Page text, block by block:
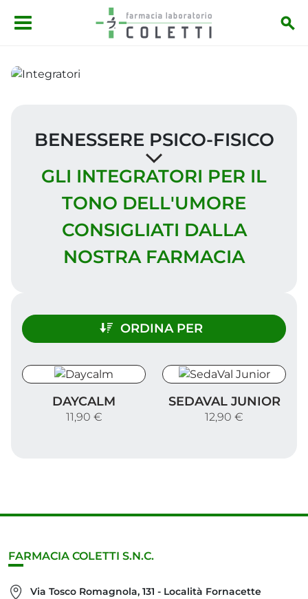
Salta al contenuto principale
BENESSERE PSICO-FISICO
GLI INTEGRATORI PER IL
TONO DELL'UMORE
CONSIGLIATI DALLA
NOSTRA FARMACIA
ORDINA PER
DAYCALM
11,90 €
SEDAVAL JUNIOR
12,90 €
FARMACIA COLETTI S.N.C.
Via Tosco Romagnola, 131 - Località Fornacette